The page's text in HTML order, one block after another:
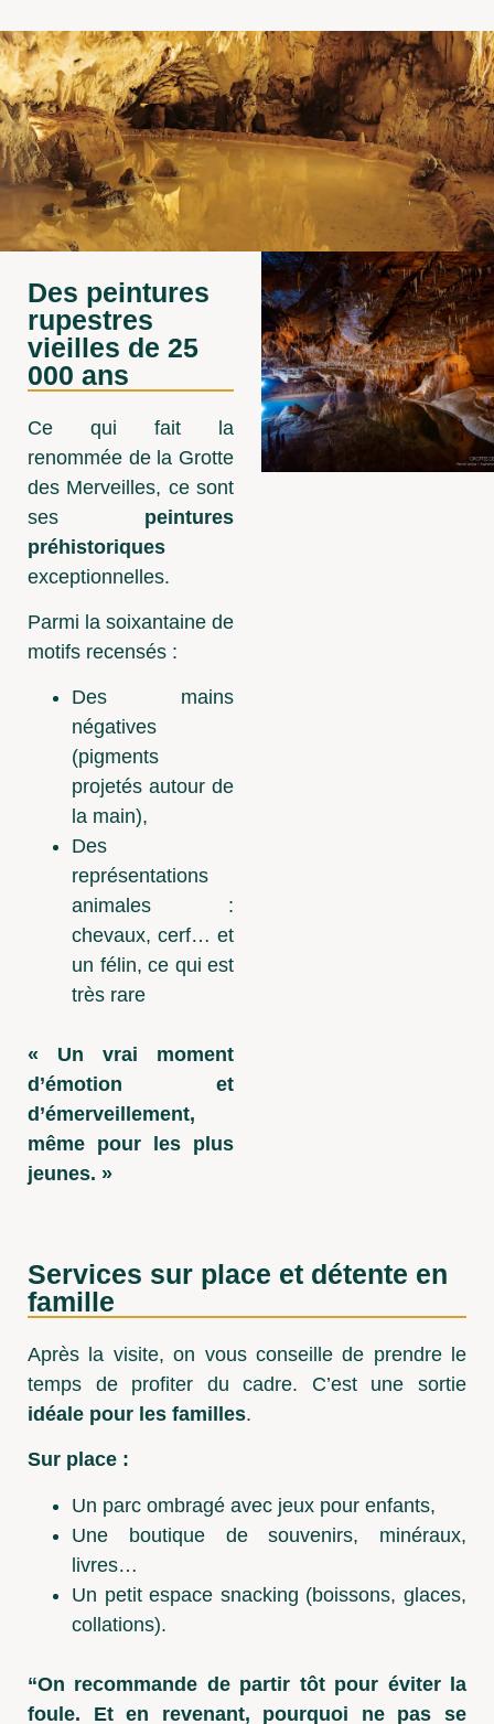
Des peintures
rupestres
vieilles de 25
000 ans
Ce qui fait la
renommée de la Grotte
des Merveilles, ce sont
ses peintures
préhistoriques
exceptionnelles.
Parmi la soixantaine de
motifs recensés :
Des mains
négatives
(pigments
projetés autour de
la main),
Des
représentations
animales :
chevaux, cerf… et
un félin, ce qui est
très rare
« Un vrai moment
d’émotion et
d’émerveillement,
même pour les plus
jeunes. »
Services sur place et détente en
famille
Après la visite, on vous conseille de prendre le
temps de profiter du cadre. C’est une sortie
idéale pour les familles.
Sur place :
Un parc ombragé avec jeux pour enfants,
Une boutique de souvenirs, minéraux,
livres…
Un petit espace snacking (boissons, glaces,
collations).
“On recommande de partir tôt pour éviter la
foule. Et en revenant, pourquoi ne pas se